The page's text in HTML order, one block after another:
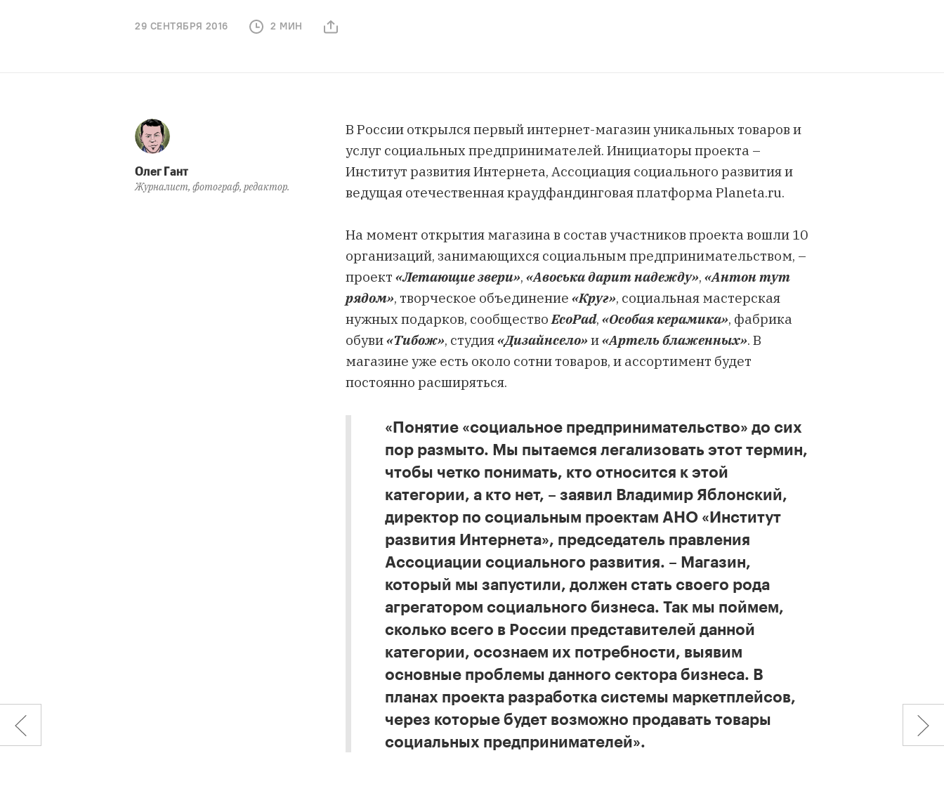
29 СЕНТЯБРЯ 2016 2 МИН
Олег Гант
Журналист, фотограф, редактор.
В России открылся первый интернет-магазин уникальных товаров и
услуг социальных предпринимателей. Инициаторы проекта –
Институт развития Интернета, Ассоциация социального развития и
ведущая отечественная краудфандинговая платформа Planeta.ru.
На момент открытия магазина в состав участников проекта вошли 10
организаций, занимающихся социальным предпринимательством, –
проект «Летающие звери», «Авоська дарит надежду», «Антон тут
рядом», творческое объединение «Круг», социальная мастерская
нужных подарков, сообществоEcoPad, «Особая керамика», фабрика
обуви«Тибож», студия«Дизайнсело» и«Артель блаженных». В
магазине уже есть около сотни товаров, и ассортимент будет
постоянно расширяться.
«Понятие «социальное предпринимательство» до сих
пор размыто. Мы пытаемся легализовать этот термин,
чтобы четко понимать, кто относится к этой
категории, а кто нет, – заявил Владимир Яблонский,
директор по социальным проектам АНО «Институт
развития Интернета», председатель правления
Ассоциации социального развития. – Магазин,
который мы запустили, должен стать своего рода
агрегатором социального бизнеса. Так мы поймем,
сколько всего в России представителей данной
категории, осознаем их потребности, выявим
основные проблемы данного сектора бизнеса. В
планах проекта разработка системы маркетплейсов,
через которые будет возможно продавать товары
социальных предпринимателей».